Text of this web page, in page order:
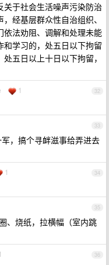
于社会生活噪声污染防治
经基层群众性自治组织、
依法劝阻、调解和处理未能
学习的，处五日以下拘留
五日以上十日以下拘留，
32
1
33
，搞个寻衅滋事给弄进去
34
1
35
、烧纸，拉横幅（室内跳
36